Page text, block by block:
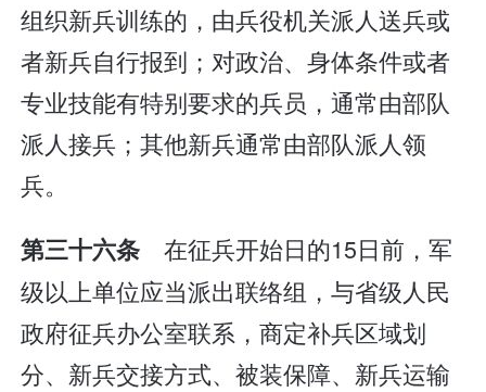
组织新兵训练的，由兵役机关派人送兵或
者新兵自行报到；对政治、身体条件或者
专业技能有特别要求的兵员，通常由部队
派人接兵；其他新兵通常由部队派人领
兵。
第三十六条 在征兵开始日的15日前，军
级以上单位应当派出联络组，与省级人民
政府征兵办公室联系，商定补兵区域划
分、新兵交接方式、被装保障、新兵运输